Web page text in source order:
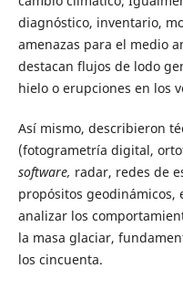
diagnóstico, inventario,
amenazas para el medio
destacan flujos de lodo
hielo o erupciones en los
Así mismo, describieron
(fotogrametría digital,
software, radar, redes de
propósitos
analizar los
la masa glaciar,
los cincuenta.